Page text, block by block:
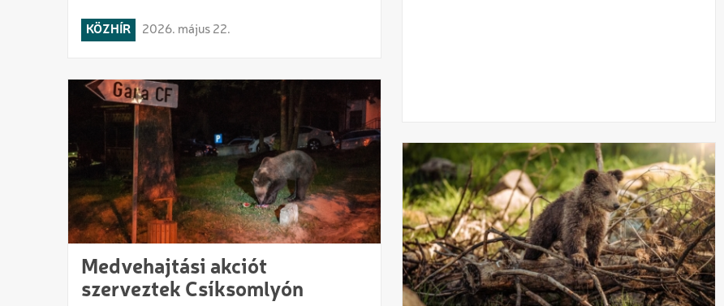
KÖZHÍR 2026. május 22.
Medvehajtási akciót
szerveztek Csíksomlyón